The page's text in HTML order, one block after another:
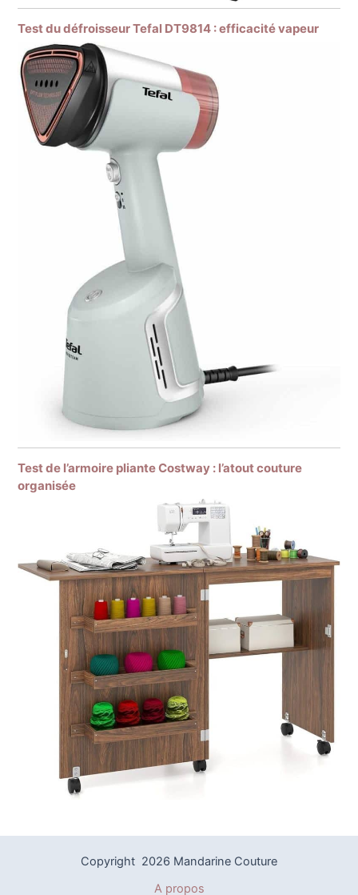
Test du défroisseur Tefal DT9814 : efficacité vapeur
Test de l’armoire pliante Costway : l’atout couture
organisée
Copyright 2026 Mandarine Couture
A propos